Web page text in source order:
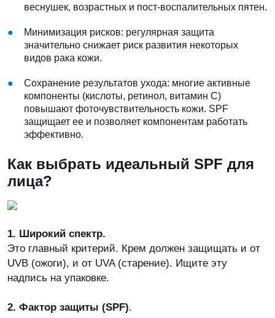
веснушек, возрастных и пост-воспалительных пятен.
Минимизация рисков: регулярная защита
значительно снижает риск развития некоторых
видов рака кожи.
Сохранение результатов ухода: многие активные
компоненты (кислоты, ретинол, витамин С)
повышают фоточувствительность кожи. SPF
защищает ее и позволяет компонентам работать
эффективно.
Как выбрать идеальный SPF для
лица?
1. Широкий спектр.
Это главный критерий. Крем должен защищать и от
UVB (ожоги), и от UVA (старение). Ищите эту
надпись на упаковке.
2. Фактор защиты (SPF).